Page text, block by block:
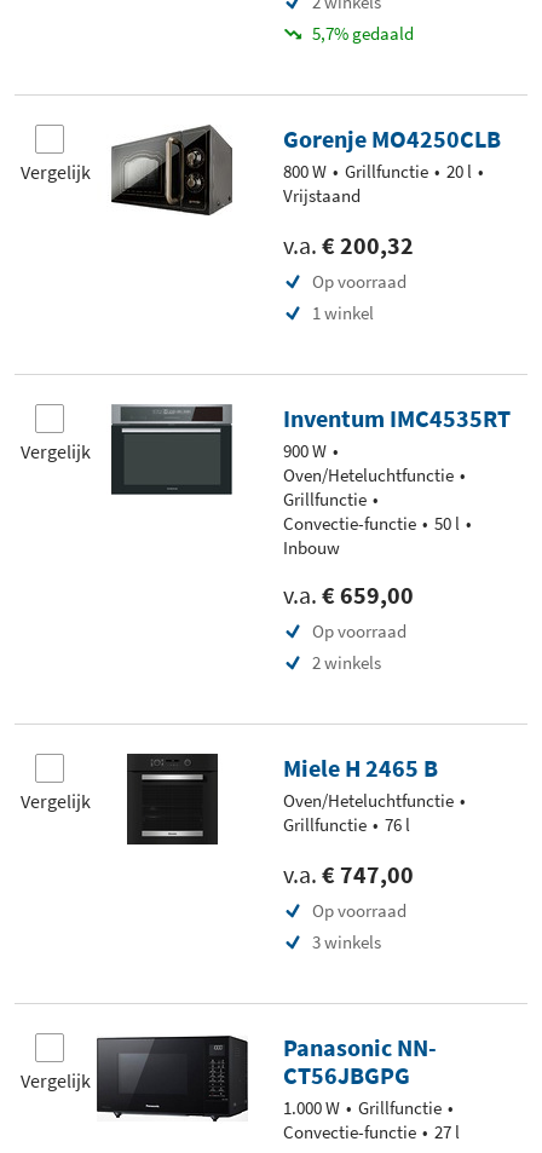
5,7% gedaald
Vergelijk
Gorenje MO4250CLB
800 W Grillfunctie
20 l
Vrijstaand
v.a. € 200,32
Op voorraad
1 winkel
Vergelijk
Inventum IMC4535RT
900 W
Oven/Heteluchtfunctie
Grillfunctie
Convectie-functie
50 l
Inbouw
v.a. € 659,00
Op voorraad
2 winkels
Vergelijk
Miele H 2465 B
Oven/Heteluchtfunctie
Grillfunctie
76 l
v.a. € 747,00
Op voorraad
3 winkels
Vergelijk
Panasonic NN-
CT56JBGPG
1.000 W
Grillfunctie
Convectie-functie
27 l